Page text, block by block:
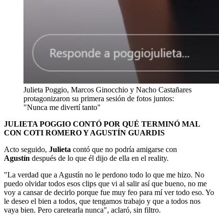
Julieta Poggio, Marcos Ginocchio y Nacho Castañares
protagonizaron su primera sesión de fotos juntos:
"Nunca me divertí tanto"
JULIETA POGGIO CONTÓ POR QUÉ TERMINÓ MAL
CON COTI ROMERO Y AGUSTÍN GUARDIS
Acto seguido, Julieta contó que no podría amigarse con
Agustín después de lo que él dijo de ella en el reality.
"La verdad que a Agustín no le perdono todo lo que me hizo. No
puedo olvidar todos esos clips que vi al salir así que bueno, no me
voy a cansar de decirlo porque fue muy feo para mí ver todo eso. Yo
le deseo el bien a todos, que tengamos trabajo y que a todos nos
vaya bien. Pero caretearla nunca", aclaró, sin filtro.